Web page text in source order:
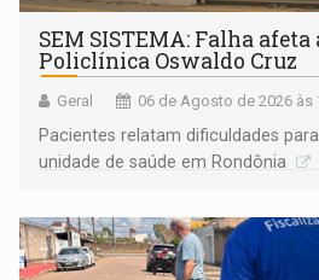
SEM SISTEMA: Falha
Policlínica Oswaldo Cruz
Geral 06 de Agosto de 2026 às
Pacientes relatam dificuldades
unidade de saúde em Rondônia